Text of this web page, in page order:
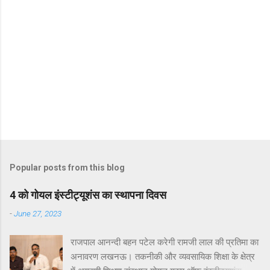
Popular posts from this blog
4 को गोयल इंस्टीट्यूशंस का स्थापना दिवस
-June 27, 2023
राजपाल आनन्दी बहन पटेल करेगी रामजी लाल की प्रतिमा का
अनावरण लखनऊ। तकनीकी और व्यवसायिक शिक्षा के क्षेत्र